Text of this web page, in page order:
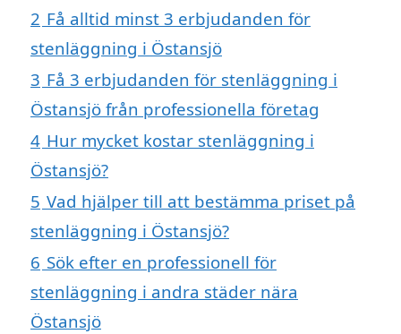
2 Få alltid minst 3 erbjudanden för
stenläggning i Östansjö
3 Få 3 erbjudanden för stenläggning i
Östansjö från professionella företag
4 Hur mycket kostar stenläggning i
Östansjö?
5 Vad hjälper till att bestämma priset på
stenläggning i Östansjö?
6 Sök efter en professionell för
stenläggning i andra städer nära
Östansjö